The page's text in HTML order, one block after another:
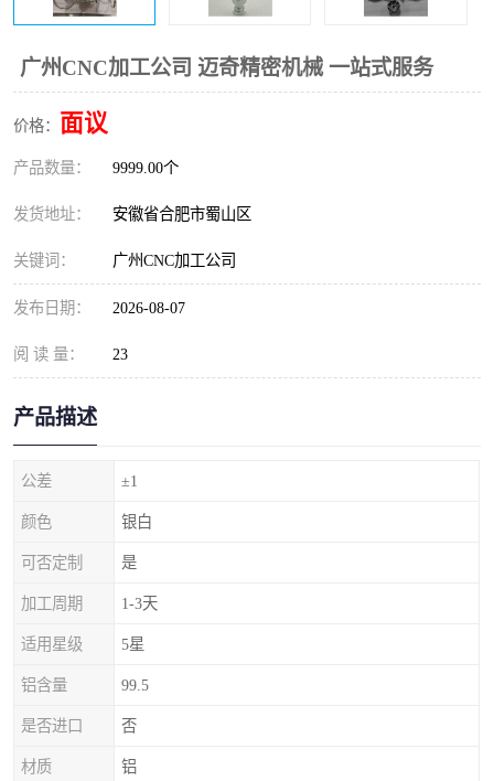
广州CNC加工公司 迈奇精密机械 一站式服务
价格： 面议
产品数量： 9999.00个
发货地址： 安徽省合肥市蜀山区
关键词： 广州CNC加工公司
发布日期： 2026-08-07
阅 读 量： 23
产品描述
公差 ±1
颜色 银白
可否定制 是
加工周期 1-3天
适用星级 5星
铝含量 99.5
是否进口 否
材质 铝